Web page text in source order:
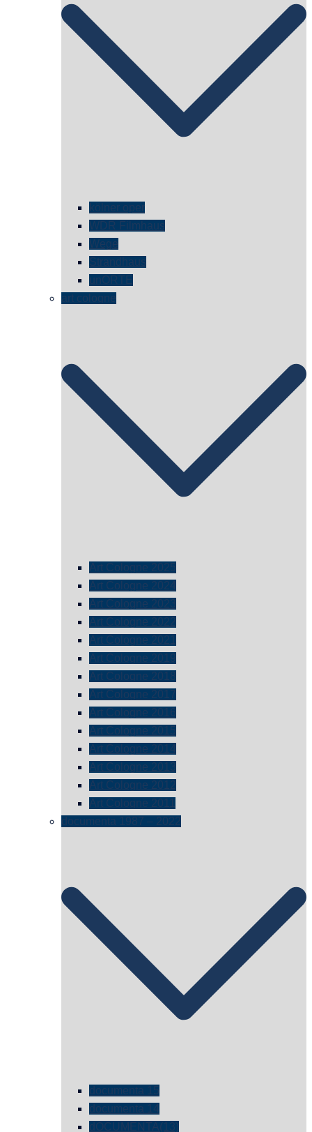
kölner oper
WDR Filmhaus
Wege
Strandhaus
unORTE
art cologne
Art Cologne 2025
Art Cologne 2024
Art Cologne 2023
Art Cologne 2022
Art Cologne 2021
Art Cologne 2019
Art Cologne 2018
Art Cologne 2017
Art Cologne 2016
Art Cologne 2015
Art Cologne 2014
Art Cologne 2013
Art Cologne 2012
Art Cologne 2011
documenta 1987 – 2022
documenta 15
documenta 14
dOCUMENTA(13)